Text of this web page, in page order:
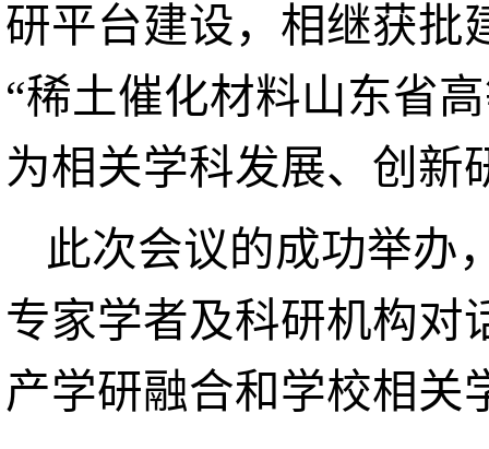
研平台建设，相继获批
“稀土催化材料山东省
为相关学科发展、创新
此次会议的成功举办
专家学者及科研机构对
产学研融合和学校相关